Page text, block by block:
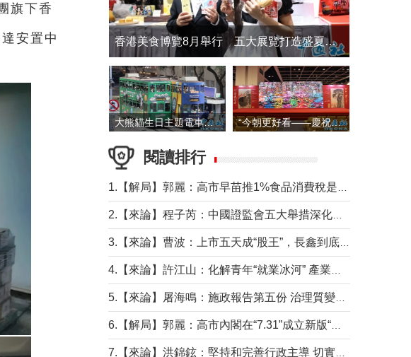
旗下香
安置中 香港美食博覽8月舉行 五大展覽打造盛夏嘉年華
大熊貓生日主題電車在香港島行駛 “今朝更好看——慶祝中國共產黨成立105周年名家作品展”6日起舉行
閱讀排行